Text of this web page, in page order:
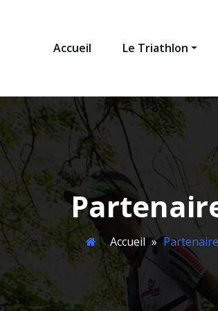
TRIATHLON
Accueil Le Triathlon
Accueil »